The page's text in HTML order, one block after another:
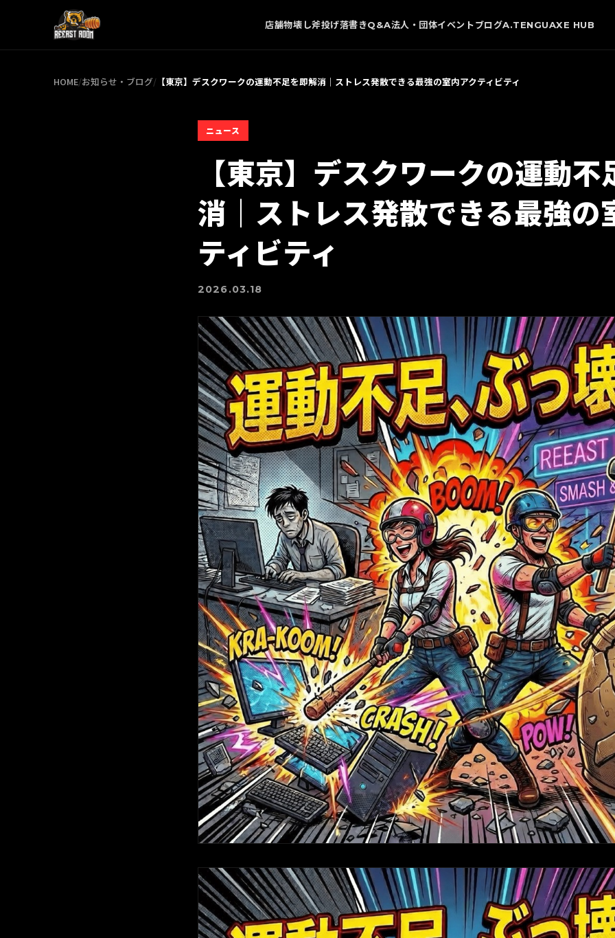
店舗物壊し斧投げ落書きQ&A法人・団体イベントブログA.TENGUAXE HUB
HOME/お知らせ・ブログ/ 【東京】デスクワークの運動不足を即解消｜ストレス発散できる最強の室内アクティビティ
ニュース
【東京】デスクワークの運動
消｜ストレス発散できる最強の
ティビティ
2026.03.18